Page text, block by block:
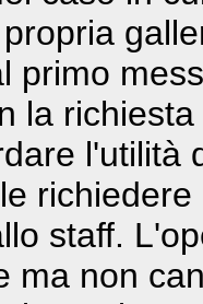
primo
la
l'utilità
staff.
ma non